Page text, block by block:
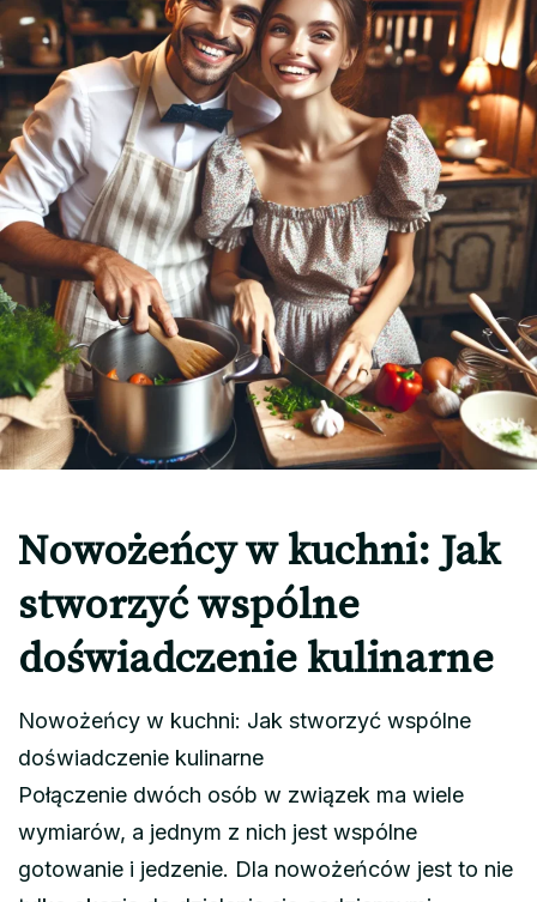
Nowożeńcy w kuchni: Jak
stworzyć wspólne
doświadczenie kulinarne
Nowożeńcy w kuchni: Jak stworzyć wspólne
doświadczenie kulinarne
Połączenie dwóch osób w związek ma wiele
wymiarów, a jednym z nich jest wspólne
gotowanie i jedzenie. Dla nowożeńców jest to nie